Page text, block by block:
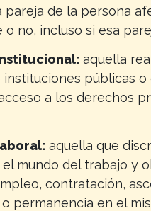
pareja de la persona
no, incluso si esa
aquella
instituciones públicas o
a los derechos
aquella que
mundo del trabajo y
contratación,
permanencia en el